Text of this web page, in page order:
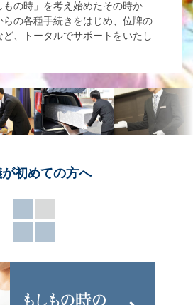
もの時」を考え始めたその時か
らの各種手続きをはじめ、位牌の
、トータルでサポートをいたし
初めての方へ